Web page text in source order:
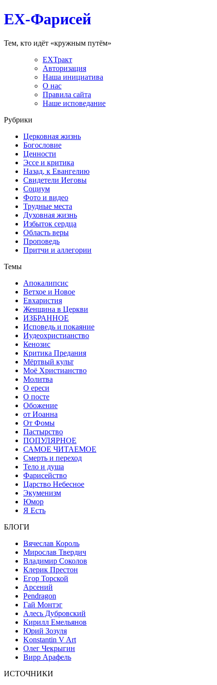
EX-Фарисей
Тем, кто идёт «кружным путём»
EXТракт
Авторизация
Наша инициатива
О нас
Правила сайта
Наше исповедание
Рубрики
Церковная жизнь
Богословие
Ценности
Эссе и критика
Назад, к Евангелию
Свидетели Иеговы
Социум
Фото и видео
Трудные места
Духовная жизнь
Избыток сердца
Область веры
Проповедь
Притчи и аллегории
Темы
Апокалипсис
Ветхое и Новое
Евхаристия
Женщина в Церкви
ИЗБРАННОЕ
Исповедь и покаяние
Иудеохристианство
Кенозис
Критика Предания
Мёртвый культ
Моё Христианство
Молитва
О ереси
О посте
Обожение
от Иоанна
От Фомы
Пастырство
ПОПУЛЯРНОЕ
САМОЕ ЧИТАЕМОЕ
Смерть и переход
Тело и душа
Фарисейство
Царство Небесное
Экуменизм
Юмор
Я Есть
БЛОГИ
Вячеслав Король
Мирослав Твердич
Владимир Соколов
Клерик Престон
Егор Topской
Арсений
Pendragon
Гай Монтэг
Алесь Дубровский
Кирилл Емельянов
Юрий Зозуля
Konstantin V Art
Олег Чекрыгин
Вирр Арафель
ИСТОЧНИКИ